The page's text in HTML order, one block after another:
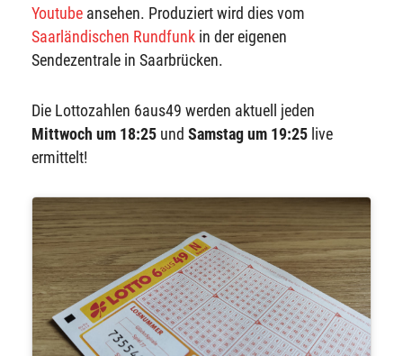
Youtube ansehen. Produziert wird dies vom
Saarländischen Rundfunk in der eigenen
Sendezentrale in Saarbrücken.
Die Lottozahlen 6aus49 werden aktuell jeden
Mittwoch um 18:25 und Samstag um 19:25 live
ermittelt!